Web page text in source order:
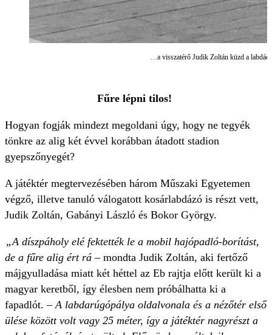
…a visszatérő Judik Zoltán küzd a
Fűre lépni tilos!
Hogyan fogják mindezt megoldani úgy, hogy ne tegyék
tönkre az alig két évvel korábban átadott stadion
gyepszőnyegét?
A játéktér megtervezésében három Műszaki Egyetemen
végző, illetve tanuló válogatott kosárlabdázó is részt vett,
Judik Zoltán, Gabányi László és Bokor György.
„A díszpáholy elé fektették le a mobil hajópadló-borítást,
de a fűre alig ért rá– mondta Judik Zoltán, aki fertőző
májgyulladása miatt két héttel az Eb rajtja előtt került ki a
magyar keretből, így élesben nem próbálhatta ki a
fapadlót. –A labdarúgópálya oldalvonala és a nézőtér első
ülése között volt vagy 25 méter, így a játéktér nagyrészt a